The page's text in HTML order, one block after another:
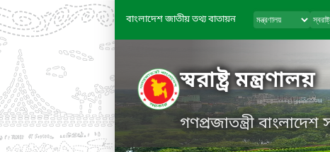
বাংলাদেশ জাতীয় তথ্য বাতায়ন
স্বরাষ্ট্র মন্ত্রণালয়
গণপ্রজাতন্ত্রী